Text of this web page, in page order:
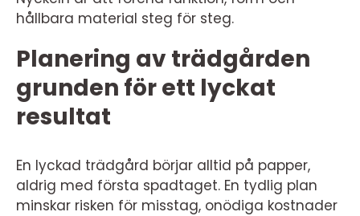
hållbara material steg för steg.
Planering av trädgården
grunden för ett lyckat
resultat
En lyckad trädgård börjar alltid på papper,
aldrig med första spadtaget. En tydlig plan
minskar risken för misstag, onödiga kostnader